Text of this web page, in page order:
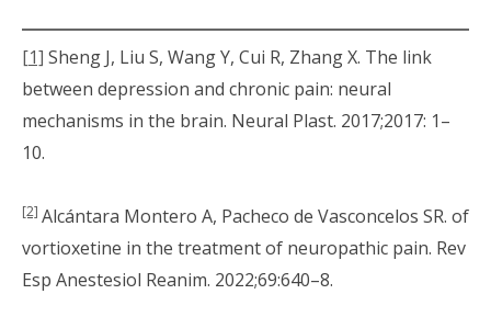
[1] Sheng J, Liu S, Wang Y, Cui R, Zhang X. The link
between depression and chronic pain: neural
mechanisms in the brain. Neural Plast. 2017;2017: 1–
10.
[2] Alcántara Montero A, Pacheco de Vasconcelos SR. of
vortioxetine in the treatment of neuropathic pain. Rev
Esp Anestesiol Reanim. 2022;69:640–8.